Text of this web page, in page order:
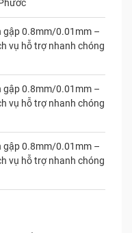
gập 0.8mm/0.01mm –
vụ hỗ trợ nhanh chóng
gập 0.8mm/0.01mm –
vụ hỗ trợ nhanh chóng
gập 0.8mm/0.01mm –
vụ hỗ trợ nhanh chóng